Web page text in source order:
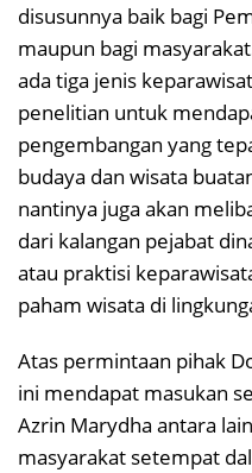
disusunnya baik bagi
maupun bagi
ada tiga jenis
penelitian untuk
pengembangan yang
budaya dan wisata
nantinya juga akan
dari kalangan pejabat
atau praktisi
paham wisata di
Atas permintaan pihak
ini mendapat masukan
Azrin Marydha antara
masyarakat setempat